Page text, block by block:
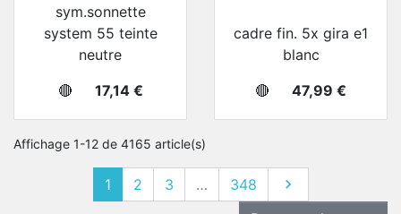
sym.sonnette
system 55 teinte
neutre
🔴
Prix
17,14 €
cadre fin. 5x gira e1
blanc
🔴
Prix
47,99 €
Affichage 1-12 de 4165 article(s)
1 2 3 … 348 Suivant
